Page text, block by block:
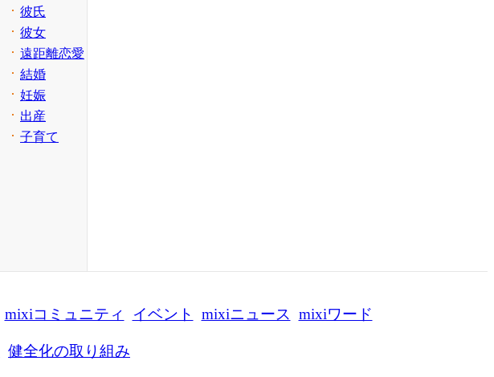
彼氏
彼女
遠距離恋愛
結婚
妊娠
出産
子育て
mixiコミュニティ イベント mixiニュース mixiワード
健全化の取り組み